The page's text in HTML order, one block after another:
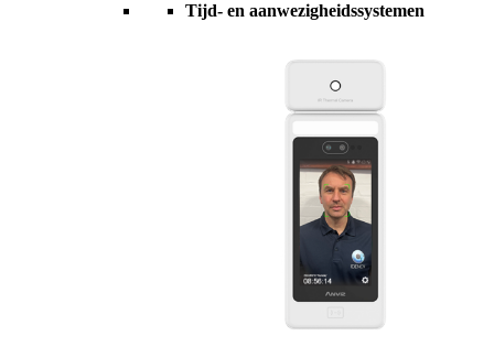
Tijd- en aanwezigheidssystemen